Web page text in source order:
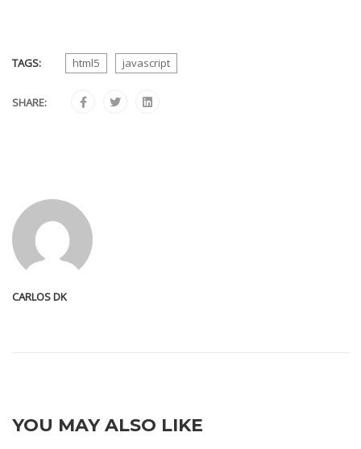
TAGS: html5 javascript
SHARE:
CARLOS DK
YOU MAY ALSO LIKE